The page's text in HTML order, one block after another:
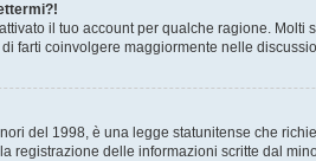
il tuo account per qualche ragione.
farti coinvolgere maggiormente nelle
del 1998, è una legge statunitense che
registrazione delle informazioni scritte dal